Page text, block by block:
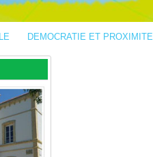
DEMOCRATIE ET PROXIMITE